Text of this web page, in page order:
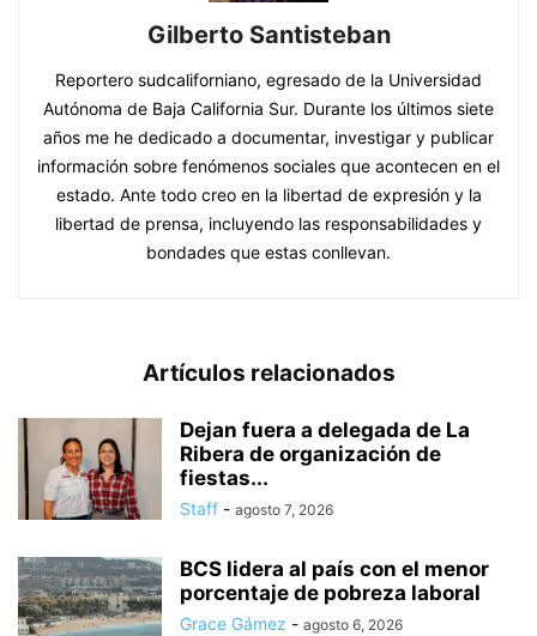
Gilberto Santisteban
Reportero sudcaliforniano, egresado de la Universidad
Autónoma de Baja California Sur. Durante los últimos siete
años me he dedicado a documentar, investigar y publicar
información sobre fenómenos sociales que acontecen en el
estado. Ante todo creo en la libertad de expresión y la
libertad de prensa, incluyendo las responsabilidades y
bondades que estas conllevan.
Artículos relacionados
Dejan fuera a delegada de La
Ribera de organización de
fiestas...
Staff - agosto 7, 2026
BCS lidera al país con el menor
porcentaje de pobreza laboral
Grace Gámez - agosto 6, 2026